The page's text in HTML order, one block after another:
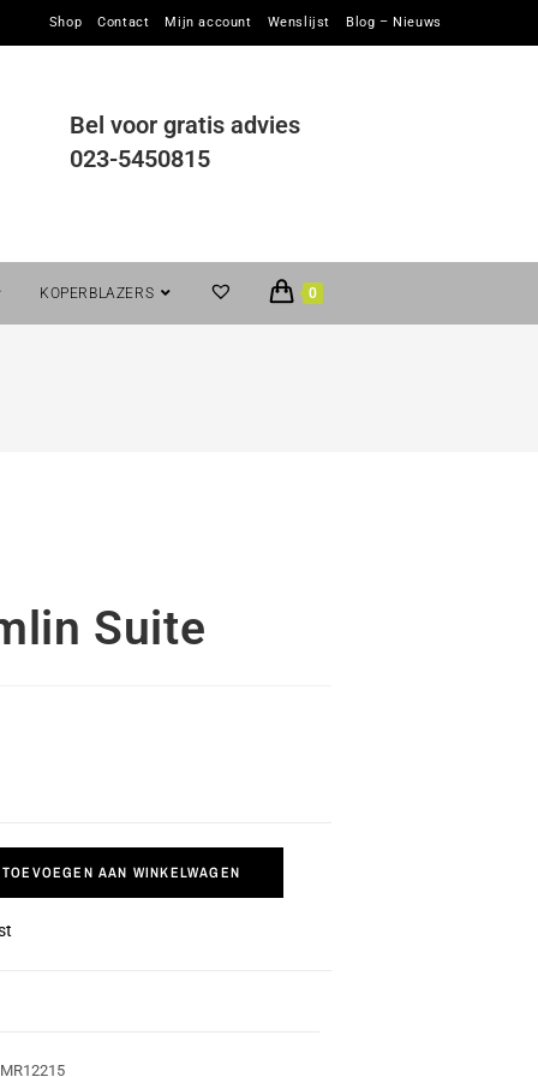
Shop Contact Mijn account Wenslijst Blog – Nieuws
Bel voor gratis advies
023-5450815
KOPERBLAZERS 0
Suite
TOEVOEGEN AAN WINKELWAGEN